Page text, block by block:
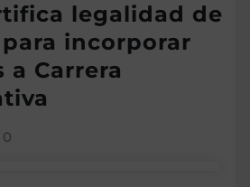
legalidad de
incorporar
a Carrera
0